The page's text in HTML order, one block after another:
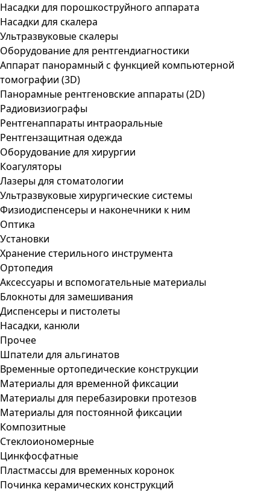
Насадки для порошкоструйного аппарата
Насадки для скалера
Ультразвуковые скалеры
Оборудование для рентгендиагностики
Аппарат панорамный с функцией компьютерной
томографии (3D)
Панорамные рентгеновские аппараты (2D)
Радиовизиографы
Рентгенаппараты интраоральные
Рентгензащитная одежда
Оборудование для хирургии
Коагуляторы
Лазеры для стоматологии
Ультразвуковые хирургические системы
Физиодиспенсеры и наконечники к ним
Оптика
Установки
Хранение стерильного инструмента
Ортопедия
Аксессуары и вспомогательные материалы
Блокноты для замешивания
Диспенсеры и пистолеты
Насадки, канюли
Прочее
Шпатели для альгинатов
Временные ортопедические конструкции
Материалы для временной фиксации
Материалы для перебазировки протезов
Материалы для постоянной фиксации
Композитные
Стеклоиономерные
Цинкфосфатные
Пластмассы для временных коронок
Починка керамических конструкций